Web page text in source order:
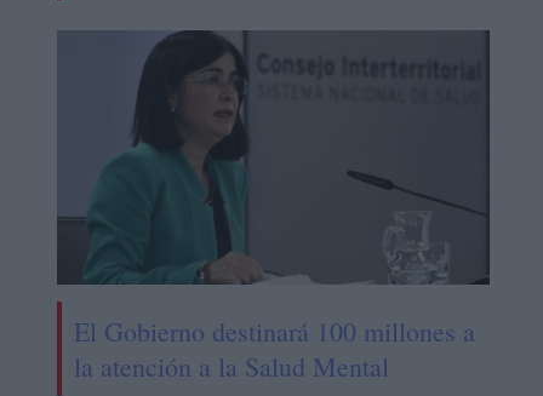
El Gobierno destinará 100 millones a
la atención a la Salud Mental